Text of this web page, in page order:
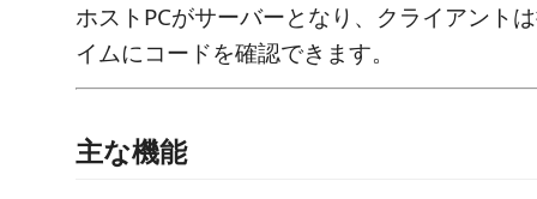
ホストPCがサーバーとなり、クライアント
イムにコードを確認できます。
主な機能